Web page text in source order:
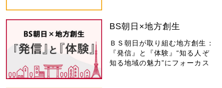
BS朝日×地方創生
ＢＳ朝日が取り組む地方創生：
『発信』と『体験』“知る人ぞ
知る地域の魅力”にフォーカス